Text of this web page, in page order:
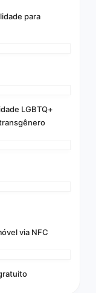
para
LGBTQ+
via NFC